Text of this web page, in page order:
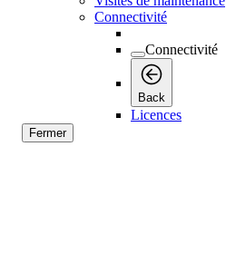
Connectivité
Connectivité
Back
Licences
Fermer